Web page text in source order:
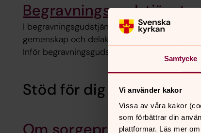
Samtycke
Vi använder kakor
Vissa av våra kakor
som förbättrar din
plattformar. Läs mer
I begravningsgudstjänsten skapar psalmerna,
gemenskap och delaktighet i gudstjänsten.
Inför begravningsgudstjänsten kan präst och
Stöd för dig som sörjer